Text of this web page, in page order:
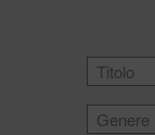
Titolo
Genere